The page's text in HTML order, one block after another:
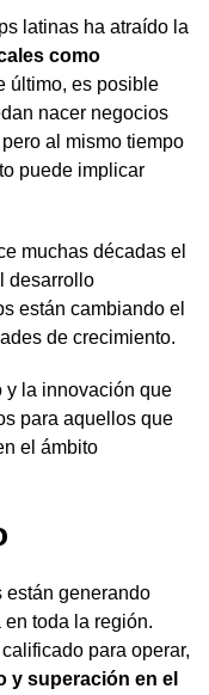
latinas ha atraído la
como
último, es posible
nacer negocios
al mismo tiempo
puede implicar
muchas décadas el
desarrollo
están cambiando el
de crecimiento.
y la innovación que
para aquellos que
el ámbito
están generando
toda la región.
para operar,
y superación en el